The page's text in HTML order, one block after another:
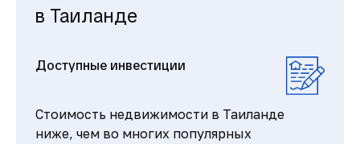
в Таиланде
Доступные инвестиции
Стоимость недвижимости в Таиланде
ниже, чем во многих популярных